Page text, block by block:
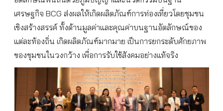
เศรษฐกิจ BCG ส่งผลให้เกิดผลิตภัณฑ์การท่องเที่ยวโดยชุมชน
เชิงสร้างสรรค์ ทั้งด้านมูลค่าและคุณค่าบนฐานอัตลักษณ์ของ
แต่ละท้องถิ่น เกิดผลิตภัณฑ์มากมาย เป็นการยกระดับศักยภาพ
ของชุมชนในวงกว้าง เพื่อการรับใช้สังคมอย่างแท้จริง